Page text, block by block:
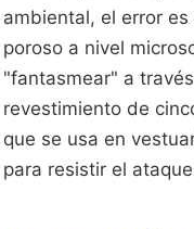
ambiental, el error
poroso a nivel
"fantasmear" a
revestimiento de
que se usa en
para resistir el